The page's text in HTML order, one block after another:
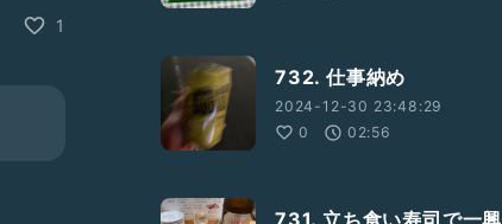
1
732. 仕事納め
2024-12-30 23:48:29
0
02:56
731. 立ち食い寿司で一興